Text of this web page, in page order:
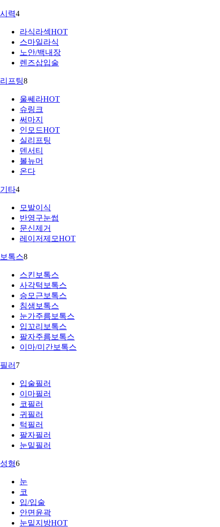
시력4
라식라섹HOT
스마일라식
노안/백내장
렌즈삽입술
리프팅8
울쎄라HOT
슈링크
써마지
인모드HOT
실리프팅
덴서티
볼뉴머
온다
기타4
모발이식
반영구눈썹
문신제거
레이저제모HOT
보톡스8
스킨보톡스
사각턱보톡스
승모근보톡스
침샘보톡스
눈가주름보톡스
입꼬리보톡스
팔자주름보톡스
이마/미간보톡스
필러 7
입술필러
이마필러
코필러
귀필러
턱필러
팔자필러
눈밑필러
성형6
눈
코
입/입술
안면윤곽
눈밑지방HOT